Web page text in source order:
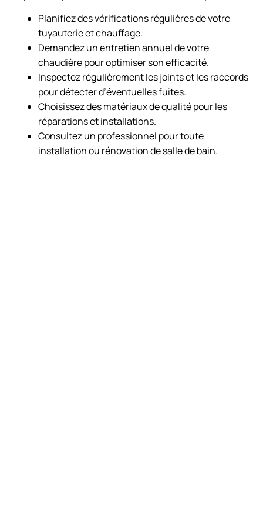
Planifiez des vérifications régulières de votre
tuyauterie et chauffage.
Demandez un entretien annuel de votre
chaudière pour optimiser son efficacité.
Inspectez régulièrement les joints et les raccords
pour détecter d’éventuelles fuites.
Choisissez des matériaux de qualité pour les
réparations et installations.
Consultez un professionnel pour toute
installation ou rénovation de salle de bain.